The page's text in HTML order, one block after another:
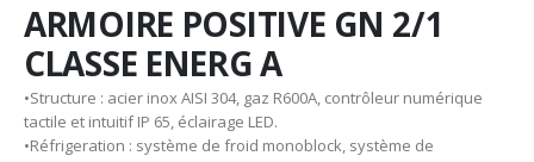
ARMOIRE POSITIVE GN 2/1
CLASSE ENERG A
•Structure : acier inox AISI 304, gaz R600A, contrôleur numérique
tactile et intuitif IP 65, éclairage LED.
•Réfrigeration : système de froid monoblock, système de